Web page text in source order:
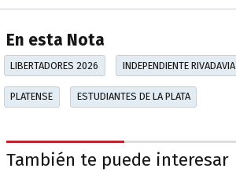
En esta Nota
LIBERTADORES 2026 INDEPENDIENTE RIVADAVIA
PLATENSE ESTUDIANTES DE LA PLATA
También te puede interesar